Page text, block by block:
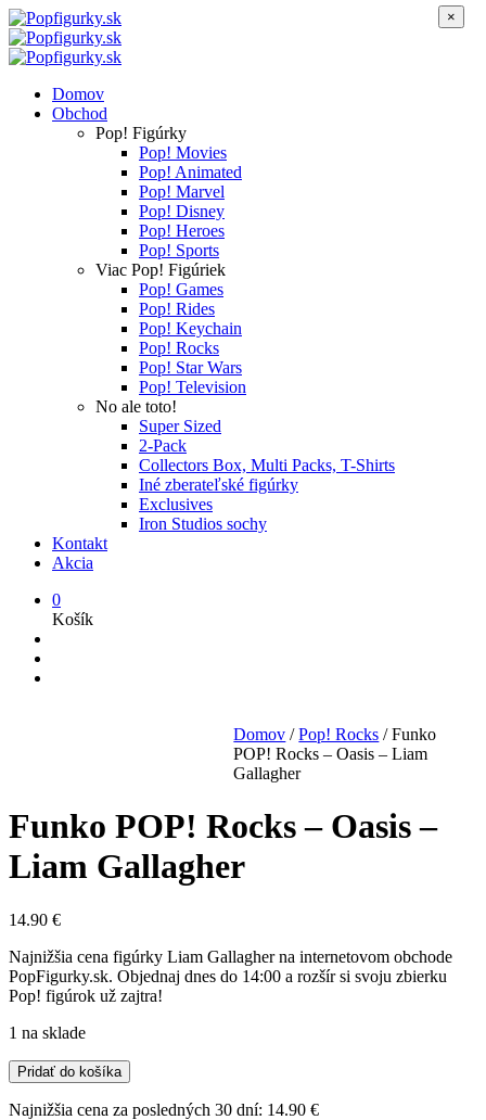
Domov
Obchod
Pop! Figúrky
Pop! Movies
Pop! Animated
Pop! Marvel
Pop! Disney
Pop! Heroes
Pop! Sports
Viac Pop! Figúriek
Pop! Games
Pop! Rides
Pop! Keychain
Pop! Rocks
Pop! Star Wars
Pop! Television
No ale toto!
Super Sized
2-Pack
Collectors Box, Multi Packs, T-Shirts
Iné zberateľské figúrky
Exclusives
Iron Studios sochy
Kontakt
Akcia
0
Košík
Domov / Pop! Rocks /Funko
POP! Rocks – Oasis – Liam
Gallagher
Funko POP! Rocks – Oasis –
Liam Gallagher
14.90 €
Najnižšia cena figúrky Liam Gallagher na internetovom obchode
PopFigurky.sk. Objednaj dnes do 14:00 a rozšír si svoju zbierku
Pop! figúrok už zajtra!
1 na sklade
množstvo
Funko
POP!
Pridať do košíka
Najnižšia cena za posledných 30 dní: 14.90 €
×